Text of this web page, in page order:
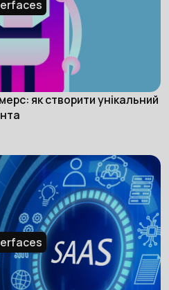
як створити унікальний